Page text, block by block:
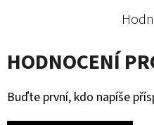
HODNOCENÍ
Buďte první, kdo napíše